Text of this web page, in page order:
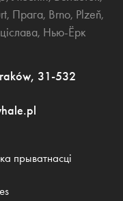
, Прага, Brno, Plzeň,
, Нью-Ёрк
31-532
прыватнасці